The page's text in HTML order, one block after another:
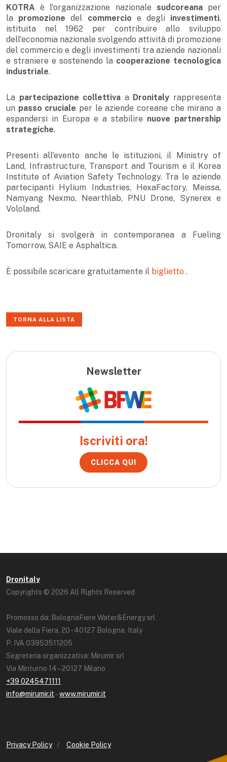
KOTRA è l'organizzazione nazionale sudcoreanaper
la promozione del commercio e degli investimenti,
istituita nel 1962 per contribuire allo sviluppo
dell'economia nazionale svolgendo attività di promozione
del commercio e degli investimenti tra aziende nazionali
e straniere e sostenendo la cooperazione tecnologica
industriale.
La partecipazione collettiva a Dronitaly rappresenta
un passo cruciale per le aziende coreane che mirano a
espandersi in Europa e a stabilire nuove partnership
strategiche.
Presenti all'evento anche le istituzioni, il Ministry of
Land, Infrastructure, Transport and Tourism e il Korea
Institute of Aviation Safety Technology. Tra le aziende
partecipanti Hylium Industries, HexaFactory, Meissa,
Namyang Nexmo,
Nearthlab, hashtag
PNU Drone, Synerex e
Vololand.
Dronitaly si svolgerà in contemporanea a
Fueling
Tomorrow, SAIE e Asphaltica.
È possibile scaricare gratuitamente il biglietto .
TORNA ALLA LISTA
Newsletter
Iscriviti ora!
CLICCA QUI
Dronitaly
Copyrights © 2026 All Rights Reserved
Promosso da: BolognaFiere Water&Energy srl
Viale della Fiera, 20 - 40127 Bologna, Italy
P. IVA 03953511205
Segreteria organizzativa: Mirumir srl
Via Minturno 14 – 20127 Milano
+39 0245471111
info@mirumir.it–www.mirumir.it
Privacy Policy / Cookie Policy